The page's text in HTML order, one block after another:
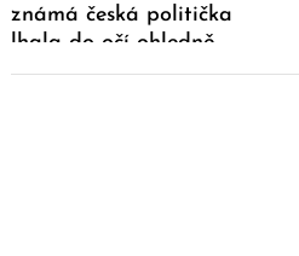
známá česká politička
lhala do očí ohledně
migrace